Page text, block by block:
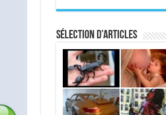
Sélection d’articles